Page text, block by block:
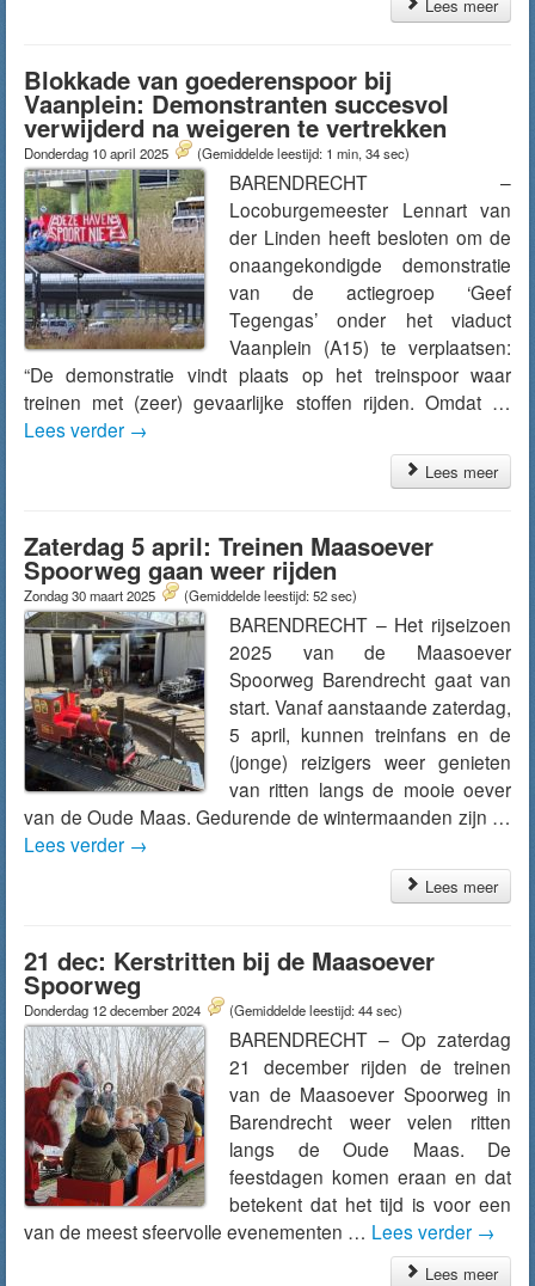
Lees meer
Blokkade van goederenspoor bij
Vaanplein: Demonstranten succesvol
verwijderd na weigeren te vertrekken
Donderdag 10 april 2025 (Gemiddelde leestijd: 1 min, 34 sec)
BARENDRECHT –
Locoburgemeester Lennart van
der Linden heeft besloten om de
onaangekondigde demonstratie
van de actiegroep ‘Geef
Tegengas’ onder het viaduct
Vaanplein (A15) te verplaatsen:
“De demonstratie vindt plaats op het treinspoor waar
treinen met (zeer) gevaarlijke stoffen rijden. Omdat …
Lees verder →
Lees meer
Zaterdag 5 april: Treinen Maasoever
Spoorweg gaan weer rijden
Zondag 30 maart 2025 (Gemiddelde leestijd: 52 sec)
BARENDRECHT – Het rijseizoen
2025 van de Maasoever
Spoorweg Barendrecht gaat van
start. Vanaf aanstaande zaterdag,
5 april, kunnen treinfans en de
(jonge) reizigers weer genieten
van ritten langs de mooie oever
van de Oude Maas. Gedurende de wintermaanden zijn …
Lees verder →
Lees meer
21 dec: Kerstritten bij de Maasoever
Spoorweg
Donderdag 12 december 2024 (Gemiddelde leestijd: 44 sec)
BARENDRECHT – Op zaterdag
21 december rijden de treinen
van de Maasoever Spoorweg in
Barendrecht weer velen ritten
langs de Oude Maas. De
feestdagen komen eraan en dat
betekent dat het tijd is voor een
van de meest sfeervolle evenementen … Lees verder →
Lees meer